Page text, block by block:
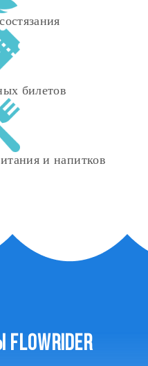
билетов
и напитков